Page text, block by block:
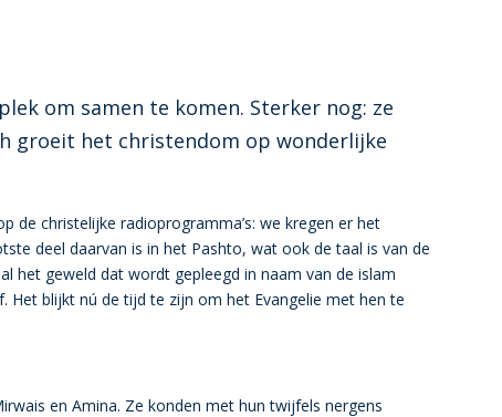
om samen te komen. Sterker nog: ze
groeit het christendom op wonderlijke
de christelijke radioprogramma’s: we kregen er het
deel daarvan is in het Pashto, wat ook de taal is van de
het geweld dat wordt gepleegd in naam van de islam
Het blijkt nú de tijd te zijn om het Evangelie met hen te
en Amina. Ze konden met hun twijfels nergens